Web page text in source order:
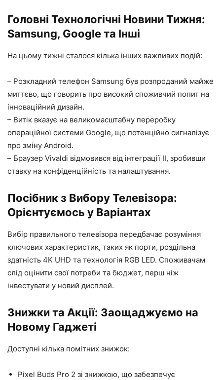
Головні Технологічні Новини Тижня:
Samsung, Google та Інші
На цьому тижні сталося кілька інших важливих подій:
– Розкладний телефон Samsung був розпроданий майже
миттєво, що говорить про високий споживчий попит на
інноваційний дизайн.
– Витік вказує на великомасштабну переробку
операційної системи Google, що потенційно сигналізує
про зміну Android.
– Браузер Vivaldi відмовився від інтеграції ІІ, зробивши
ставку на конфіденційність та налаштування.
Посібник з Вибору Телевізора:
Орієнтуємось у Варіантах
Вибір правильного телевізора передбачає розуміння
ключових характеристик, таких як порти, роздільна
здатність 4K UHD та технологія RGB LED. Споживачам
слід оцінити свої потреби та бюджет, перш ніж
інвестувати у новий дисплей.
Знижки та Акції: Заощаджуємо на
Новому Гаджеті
Доступні кілька помітних знижок:
Pixel Buds Pro 2 зі знижкою, що забезпечує